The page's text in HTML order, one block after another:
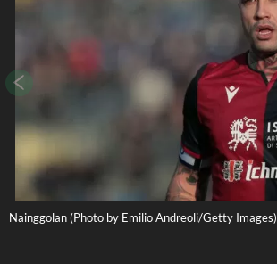
Nainggolan (Photo by Emilio Andreoli/Getty Images)